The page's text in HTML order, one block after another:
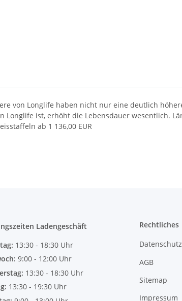
von Longlife haben nicht nur eine deutlich
ist, erhöht die Lebensdauer wesentlich.
ab 1 136,00 EUR
Ladengeschäft
13:30 - 18:30 Uhr
9:00 - 12:00 Uhr
13:30 - 18:30 Uhr
13:30 - 19:30 Uhr
Rechtliches
Datenschutz
AGB
Sitemap
Impressum